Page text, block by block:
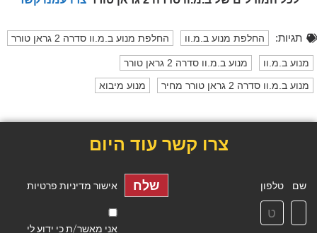
תגיות: החלפת מנוע ב.מ.וו החלפת מנוע ב.מ.וו סדרה 2 גראן טורר
מנוע ב.מ.וו
מנוע ב.מ.וו סדרה 2 גראן טורר
מנוע ב.מ.וו סדרה 2 גראן טורר מחיר
מנוע מיבוא
צרו קשר עוד היום
שם טלפון אישור מדיניות פרטיות
אני מאשר/ת כי ידוע לי
שלח